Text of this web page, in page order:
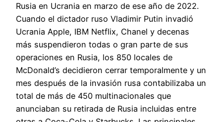
Rusia en Ucrania en marzo de ese año de 2022.
Cuando el dictador ruso Vladimir Putin invadió
Ucrania Apple, IBM Netflix, Chanel y decenas
más suspendieron todas o gran parte de sus
operaciones en Rusia, los 850 locales de
McDonald’s decidieron cerrar temporalmente y un
mes después de la invasión rusa contabilizaba un
total de más de 450 multinacionales que
anunciaban su retirada de Rusia incluidas entre